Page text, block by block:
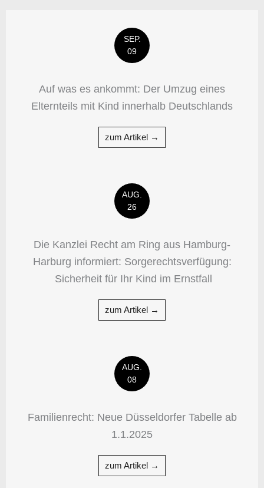
SEP.
09
Auf was es ankommt: Der Umzug eines
Elternteils mit Kind innerhalb Deutschlands
zum Artikel →
AUG.
26
Die Kanzlei Recht am Ring aus Hamburg-
Harburg informiert: Sorgerechtsverfügung:
Sicherheit für Ihr Kind im Ernstfall
zum Artikel →
AUG.
08
Familienrecht: Neue Düsseldorfer Tabelle ab
1.1.2025
zum Artikel →